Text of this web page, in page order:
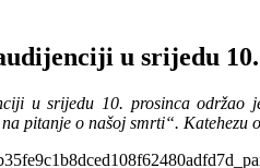
u srijedu
u srijedu 10. prosinca održao
pitanje o našoj smrti“. Katehezu